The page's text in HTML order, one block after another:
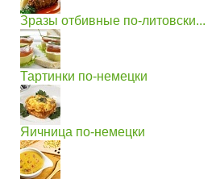
Зразы отбивные по-литовски...
Тартинки по-немецки
Яичница по-немецки